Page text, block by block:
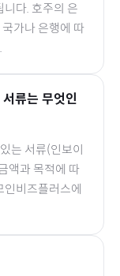
니다. 호주의 은
가나 은행에 따
류는 무엇인
는 서류(인보이
액과 목적에 따
인비즈플러스에